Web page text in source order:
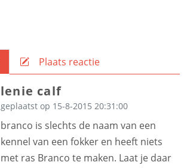
Plaats reactie
lenie calf
geplaatst op 15-8-2015 20:31:00
branco is slechts de naam van een
kennel van een fokker en heeft niets
met ras Branco te maken. Laat je daar